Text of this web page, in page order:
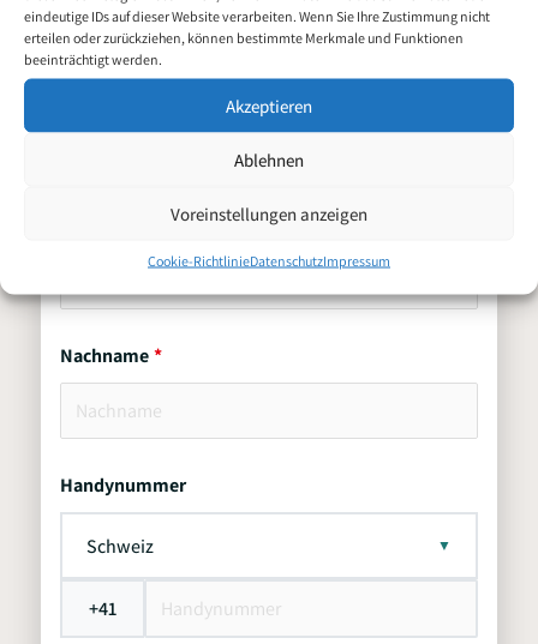
eindeutige IDs auf dieser Website verarbeiten. Wenn Sie Ihre Zustimmung nicht
erteilen oder zurückziehen, können bestimmte Merkmale und Funktionen
beeinträchtigt werden.
Akzeptieren
Ablehnen
Voreinstellungen anzeigen
Cookie-RichtlinieDatenschutzImpressum
Nachname
Handynummer
Schweiz
+41